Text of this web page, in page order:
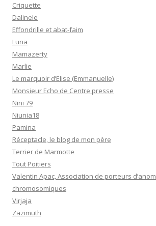
Criquette
Dalinele
Effondrille et abat-faim
Luna
Mamazerty
Marlie
Le marquoir d’Elise (Emmanuelle)
Monsieur Echo de Centre presse
Nini 79
Niunia18
Pamina
Réceptacle, le blog de mon père
Terrier de Marmotte
Tout Poitiers
Valentin Apac, Association de porteurs
chromosomiques
Virjaja
Zazimuth